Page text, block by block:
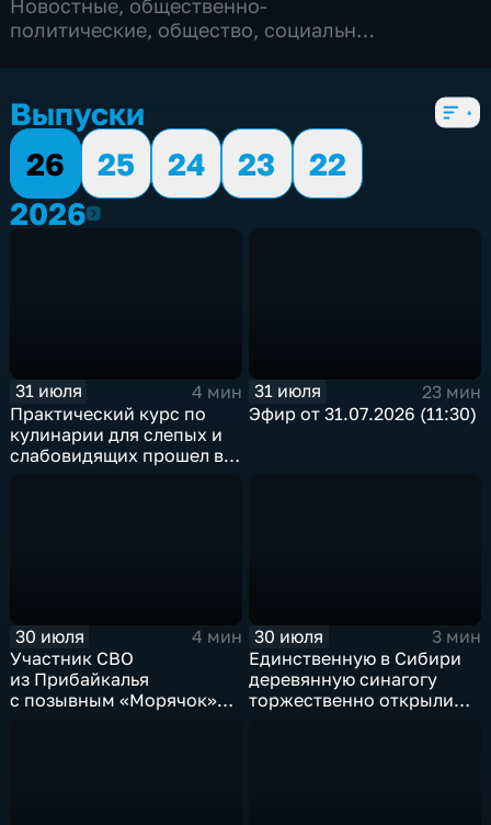
Новостные, общественно-
политические, общество, социально-
Выпуски
26
25 24 23
22
20262026
31 июля
4 мин
Практический курс по
кулинарии для слепых и
слабовидящих прошел в
31 июля
23 мин
Эфир от 31.07.2026 (11:30)
30 июля
4 мин
Участник СВО
из Прибайкалья
с позывным «Морячок»
30 июля
3 мин
Единственную в Сибири
деревянную синагогу
торжественно открыли